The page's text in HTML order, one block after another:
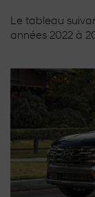
Le tableau
années 2022 à